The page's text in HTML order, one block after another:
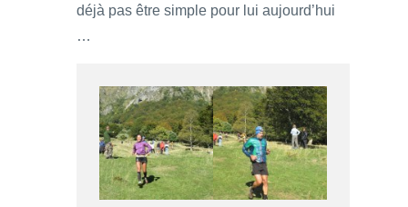
déjà pas être simple pour lui aujourd’hui
…